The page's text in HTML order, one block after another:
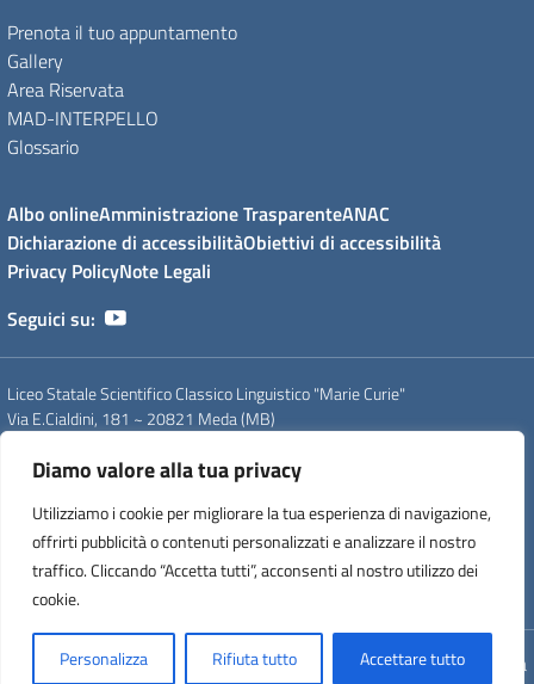
Diamo valore alla tua privacy
Utilizziamo i cookie per migliorare la tua esperienza di navigazione,
offrirti pubblicità o contenuti personalizzati e analizzare il nostro
traffico. Cliccando “Accetta tutti”, acconsenti al nostro utilizzo dei
cookie.
Personalizza Rifiuta tutto Accettare tutto
Prenota il tuo appuntamento
Gallery
Area Riservata
MAD-INTERPELLO
Glossario
Albo onlineAmministrazione TrasparenteANAC
Dichiarazione di accessibilitàObiettivi di accessibilità
Privacy PolicyNote Legali
Seguici su:
Liceo Statale Scientifico Classico Linguistico "Marie Curie"
Via E.Cialdini, 181 ~ 20821 Meda (MB)
PEO: mbps20000g@istruzione.it
: 83008560159
CUU: UFDC93
: MBPS20000G
: istsc_mips20000p
Concept & Design by Designers Italia